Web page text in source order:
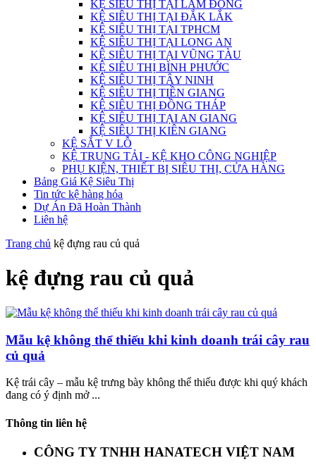
KỆ SIÊU THỊ TẠI LÂM ĐỒNG
KỆ SIÊU THỊ TẠI ĐẮK LẮK
KỆ SIÊU THỊ TẠI TPHCM
KỆ SIÊU THỊ TẠI LONG AN
KỆ SIÊU THỊ TẠI VŨNG TÀU
KỆ SIÊU THỊ BÌNH PHƯỚC
KỆ SIÊU THỊ TÂY NINH
KỆ SIÊU THỊ TIỀN GIANG
KỆ SIÊU THỊ ĐỒNG THÁP
KỆ SIÊU THỊ TẠI AN GIANG
KỆ SIÊU THỊ KIÊN GIANG
KỆ SẮT V LỖ
KỆ TRUNG TẢI - KỆ KHO CÔNG NGHIỆP
PHỤ KIỆN, THIẾT BỊ SIÊU THỊ, CỬA HÀNG
Bảng Giá Kệ Siêu Thị
Tin tức kệ hàng hóa
Dự Án Đã Hoàn Thành
Liên hệ
Trang chủ kệ đựng rau củ quả
kệ đựng rau củ quả
Mẫu kệ không thể thiếu khi kinh doanh trái cây rau
củ quả
Kệ trái cây – mẫu kệ trưng bày không thể thiếu được khi quý khách
đang có ý định mở ...
Thông tin liên hệ
CÔNG TY TNHH HANATECH VIỆT NAM